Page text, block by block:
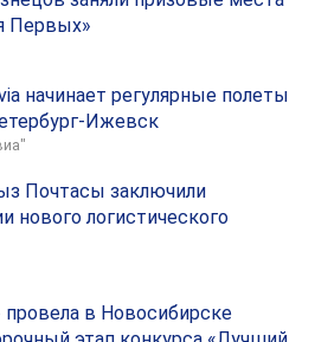
Первых»
начинает регулярные полеты
Ижевск
Почтасы заключили
нового логистического
в Новосибирске